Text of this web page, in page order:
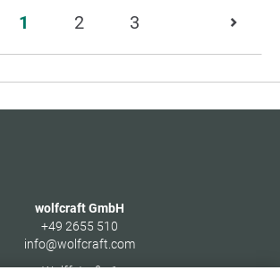
1 Pagina
1
2 3
wolfcraft GmbH
+49 2655 510
info@wolfcraft.com
Wolffstraße 1